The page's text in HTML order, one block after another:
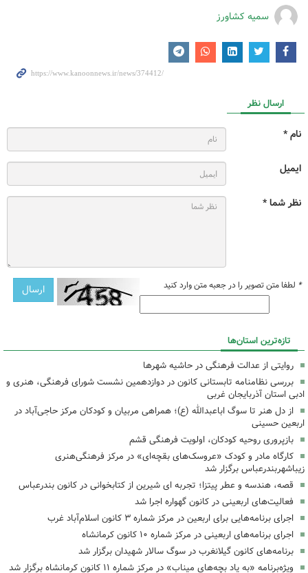
سمیه کشاورز
ارسال نظر
نام *
ایمیل
نظر شما *
* لطفا متن تصویر را در جعبه متن وارد کنید
تازه‌ترین استان‌ها
روایتی از عدالت فرهنگی در حاشیه شهرها
بررسی نظامنامه تابستانی کانون در دوازدهمین نشست شورای فرهنگی، هنری و
ادبی استان آذربایجان غربی
از دل هنر تا سوگ اباعبدالله (ع)؛ همراهی مربیان و کودکان مرکز حاجی‌آباد در
اربعین حسینی
بازپروری روحیه کودکان، اولویت فرهنگی قشم
کارگاه مادر و کودک «عروسک‌های بقچه‌ای» در مرکز فرهنگی‌هنری
زیباشهربندرعباس برگزار شد
قصه، هندسه و عطر پیتزا؛ تجربه ای شیرین از کتابخوانی در کانون بندرعباس
فعالیت‌های اربعینی در کانون گهواره اجرا شد
اجرای برنامه‌هایی برای اربعین در مرکز شماره ۳ کانون اسلام‌آباد غرب
اجرای برنامه‌های اربعینی در مرکز شماره ۱۰ کانون کرمانشاه
برنامه‌های کانون گیلانغرب در سوگ سالار شهیدان برگزار شد
ویژه‌برنامه «به یاد بچه‌های میناب» در مرکز شماره ۱۱ کانون کرمانشاه برگزار شد